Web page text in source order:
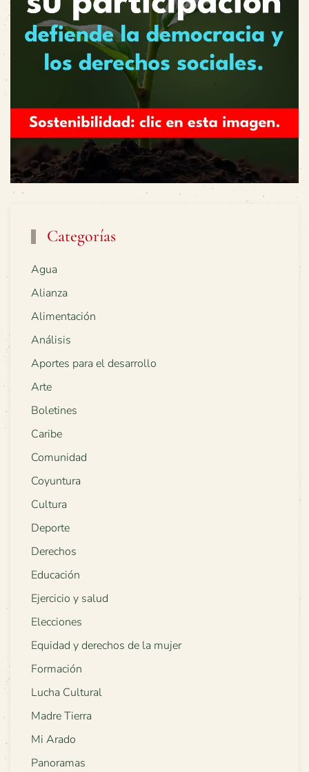
Categorías
Agua
Alianza
Alimentación
Análisis
Aportes para el desarrollo
Arte
Boletines
Caribe
Comunidad
Coyuntura
Cultura
Deporte
Derechos
Educación
Ejercicio y salud
Elecciones
Equidad y derechos de la mujer
Formación
Lucha Cultural
Madre Tierra
Mi Arado
Panoramas